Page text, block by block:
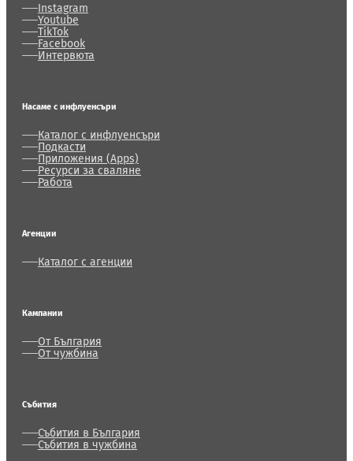
Instagram
Youtube
TikTok
Facebook
Интервюта
Насаме с инфлуенсъри
Каталог с инфлуенсъри
Подкасти
Приложения (Apps)
Ресурси за сваляне
Работа
Агенции
Каталог с агенции
Кампании
От България
От чужбина
Събития
Събития в България
Събития в чужбина